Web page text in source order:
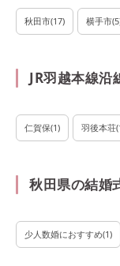
秋田市(17) 横手市(5
JR羽越本線沿
仁賀保(1) 羽後本荘(
秋田県の結婚
少人数婚におすすめ(1)